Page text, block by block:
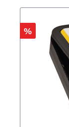
Rabatt
%